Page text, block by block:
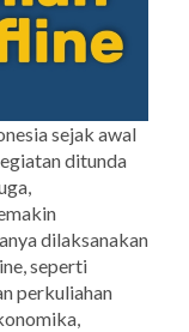
sejak awal
ditunda
dilaksanakan
, seperti
perkuliahan